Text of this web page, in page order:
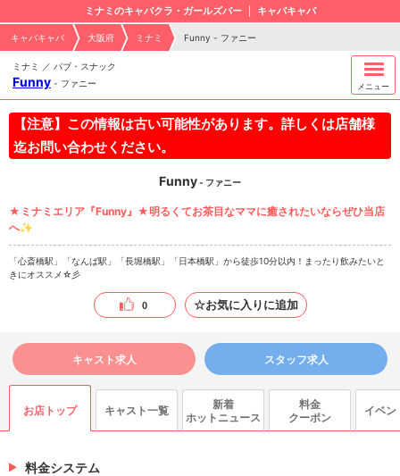
ミナミのキャバクラ・ガールズバー キャバキャバ
キャバキャバ 大阪府 ミナミ Funny - ファニー
ミナミ ／ パブ・スナック
Funny - ファニー メニュー
【注意】この情報は古い可能性があります。詳しくは店舗様
迄お問い合わせください。
Funny- ファニー
★ミナミエリア『Funny』★明るくてお茶目なママに癒されたいならぜひ当店
へ✨
「心斎橋駅」「なんば駅」「長堀橋駅」「日本橋駅」から徒歩10分以内！まったり飲みたいと
きにオススメ☆彡
0 ☆お気に入りに追加
キャスト求人 スタッフ求人
お店トップ キャスト一覧
新着
ホットニュース
料金
クーポン
イベン
料金システム